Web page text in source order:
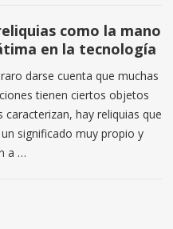
como la mano
en la tecnología
darse cuenta que muchas
tienen ciertos objetos
caracterizan, hay reliquias que
significado muy propio y
a …